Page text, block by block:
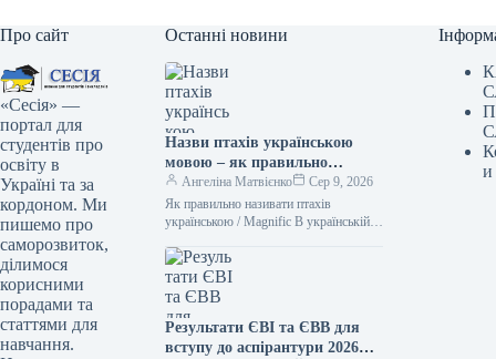
Про сайт
«Сесія» —
портал для
студентів про
освіту в
Україні та за
кордоном. Ми
пишемо про
саморозвиток,
ділимося
корисними
порадами та
статтями для
навчання.
Останні новини
Назви птахів українською
мовою – як правильно
назвати лелеку, зозулю,
очеретянку
Ангеліна Матвієнко
Сер 9, 2026
Як правильно називати птахів
українською / Magnific В українській
Тому не варто “забруднювати” своє
мовлення…
Результати ЄВІ та ЄВВ для
вступу до аспірантури 2026
и